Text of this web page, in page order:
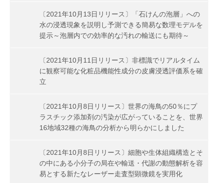
〔2021年10月13日リリース〕「石けんの泡層」への
水の浸透現象を説明し予測できる簡易な数理モデルを
提示～泡層内での効率的な汚れの輸送にも期待～
〔2021年10月11日リリース〕非標識でリアルタイム
に観察可能な化粧品機能性成分の皮膚浸透評価系を確
立
〔2021年10月8日リリース〕世界の海鳥の50％にプ
ラスチック添加剤の汚染が広がっていることを、世界
16地域32種の海鳥の分析から明らかにしました
〔2021年10月8日リリース〕細胞や生体組織構造とそ
の中にある小分子の局在や輸送・代謝の動態解析を容
易とする新たなレーザー走査型顕微鏡を実用化